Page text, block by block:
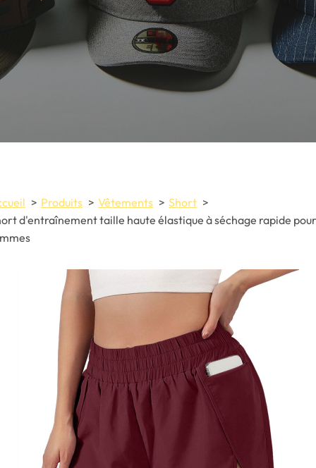
Produits Vêtements
Short
d'entraînement taille haute élastique à séchage rapide pour